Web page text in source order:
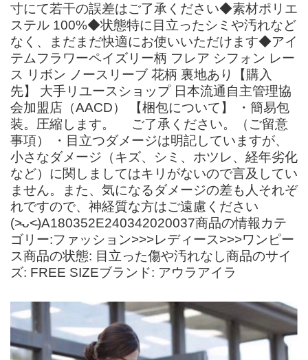
寸にて若干の誤差はご了承ください◆素材ポリエ
ステル 100%◆状態特に目立ったシミや汚れなど
なく、まだまだ快適にお使いいただけます◆アイ
テムフラワーペイズリー柄 フレア シフォン レー
ス リボン ノースリーブ 花柄 裏地あり【購入
先】 大手リユースショップ 日本流通自主管理協
会加盟店（AACD） 【梱包について】 ・簡易包
装。圧縮します。 ご了承ください。（ご留意
事項） ・目立つダメージは明記していますが、
小さなダメージ（キズ、シミ、ホツレ、経年劣化
など）に関しましてはキリがないので言及してい
ません。また、気になるダメージの差も人それぞ
れですので、神経質な方はご遠慮ください
(˃̵ᴗ˂̵)A180352E240342020037商品の情報カテ
ゴリー:ファッション>>>レディース>>>ワンピー
ス商品の状態: 目立った傷や汚れなし商品のサイ
ズ: FREE SIZEブランド: アウラアイラ